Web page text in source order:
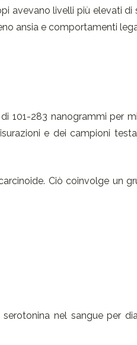
avevano livelli più elevati di
ansia e comportamenti
101-283 nanogrammi per
e dei campioni
Ciò coinvolge un
nel sangue per